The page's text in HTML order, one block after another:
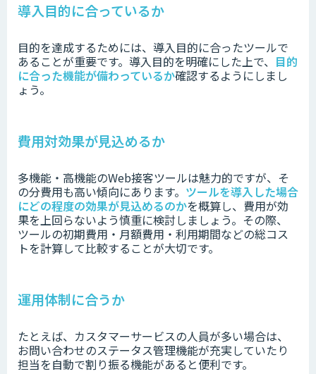
導入目的に合っているか
目的を達成するためには、導入目的に合ったツールで
あることが重要です。導入目的を明確にした上で、 目的
に合った機能が備わっているか確認するようにしまし
ょう。
費用対効果が見込めるか
多機能・高機能のWeb接客ツールは魅力的ですが、そ
の分費用も高い傾向にあります。 ツールを導入した場合
にどの程度の効果が見込めるのかを概算し、費用が効
果を上回らないよう慎重に検討しましょう。 その際、
ツールの初期費用・月額費用・利用期間などの総コス
トを計算して比較することが大切です。
運用体制に合うか
たとえば、カスタマーサービスの人員が多い場合は、
お問い合わせのステータス管理機能が充実していたり
担当を自動で割り振る機能があると便利です。